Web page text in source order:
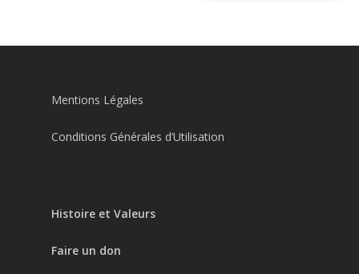
Mentions Légales
Conditions Générales d’Utilisation
Histoire et Valeurs
Faire un don